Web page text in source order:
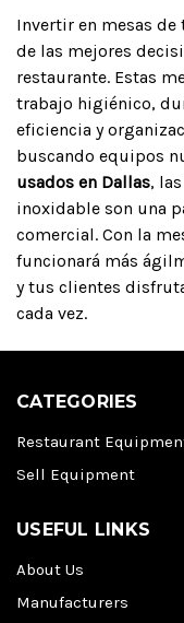
Invertir en mesas de
de las mejores
restaurante. Estas
trabajo higiénico,
eficiencia y
buscando equipos
usados en Dallas,
inoxidable son una
comercial. Con la
funcionará más
y tus clientes
cada vez.
CATEGORIES
Restaurant
Sell Equipment
USEFUL LINKS
About Us
Manufacturers